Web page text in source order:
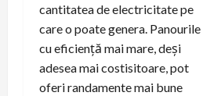
cantitatea de electricitate pe
care o poate genera. Panourile
cu eficiență mai mare, deși
adesea mai costisitoare, pot
oferi randamente mai bune